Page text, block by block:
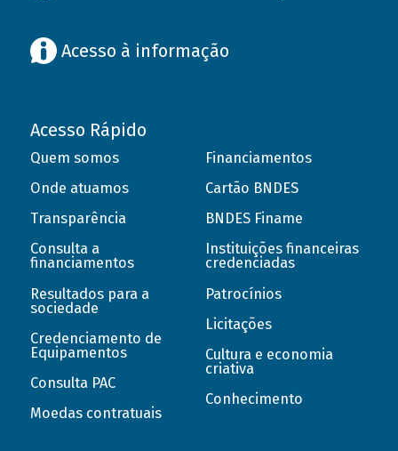
Acesso à informação
Acesso Rápido
Quem somos
Onde atuamos
Transparência
Consulta a
financiamentos
Resultados para a
sociedade
Credenciamento de
Equipamentos
Consulta PAC
Moedas contratuais
Financiamentos
Cartão BNDES
BNDES Finame
Instituições financeiras
credenciadas
Patrocínios
Licitações
Cultura e economia
criativa
Conhecimento